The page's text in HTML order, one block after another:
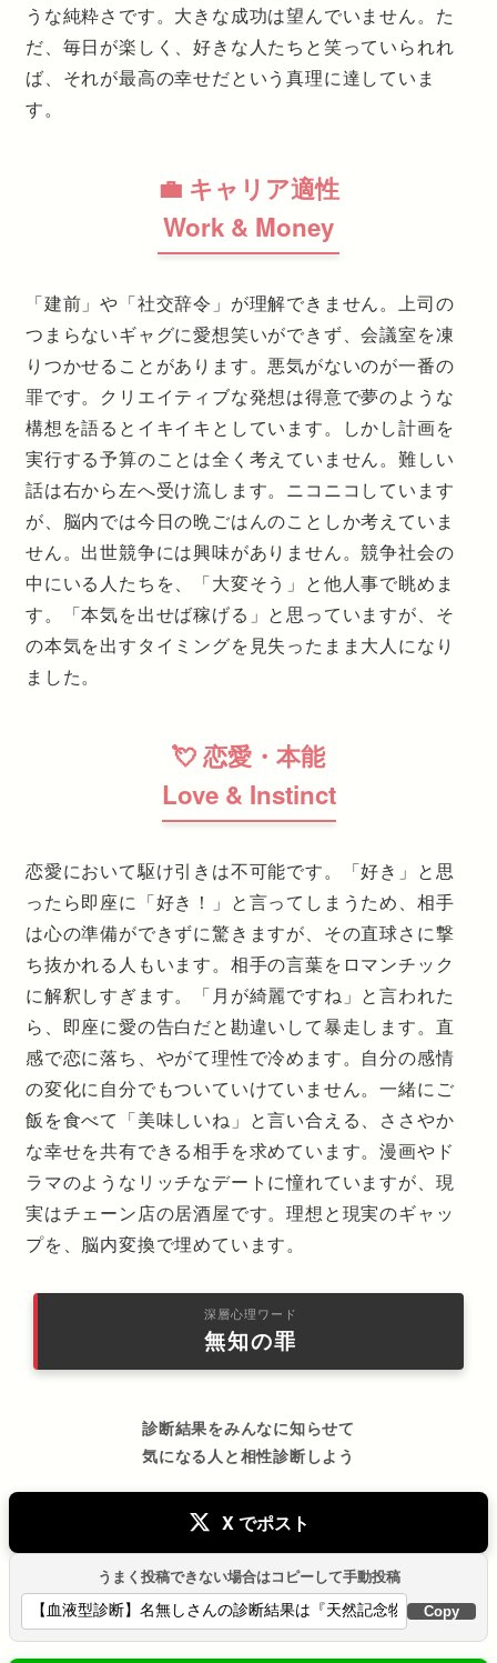
うな純粋さです。大きな成功は望んでいません。た
だ、毎日が楽しく、好きな人たちと笑っていられれ
ば、それが最高の幸せだという真理に達していま
す。
💼 キャリア適性
Work & Money
「建前」や「社交辞令」が理解できません。上司の
つまらないギャグに愛想笑いができず、会議室を凍
りつかせることがあります。悪気がないのが一番の
罪です。クリエイティブな発想は得意で夢のような
構想を語るとイキイキとしています。しかし計画を
実行する予算のことは全く考えていません。難しい
話は右から左へ受け流します。ニコニコしています
が、脳内では今日の晩ごはんのことしか考えていま
せん。出世競争には興味がありません。競争社会の
中にいる人たちを、「大変そう」と他人事で眺めま
す。「本気を出せば稼げる」と思っていますが、そ
の本気を出すタイミングを見失ったまま大人になり
ました。
💘 恋愛・本能
Love & Instinct
恋愛において駆け引きは不可能です。「好き」と思
ったら即座に「好き！」と言ってしまうため、相手
は心の準備ができずに驚きますが、その直球さに撃
ち抜かれる人もいます。相手の言葉をロマンチック
に解釈しすぎます。「月が綺麗ですね」と言われた
ら、即座に愛の告白だと勘違いして暴走します。直
感で恋に落ち、やがて理性で冷めます。自分の感情
の変化に自分でもついていけていません。一緒にご
飯を食べて「美味しいね」と言い合える、ささやか
な幸せを共有できる相手を求めています。漫画やド
ラマのようなリッチなデートに憧れていますが、現
実はチェーン店の居酒屋です。理想と現実のギャッ
プを、脳内変換で埋めています。
深層心理ワード
無知の罪
診断結果をみんなに知らせて
気になる人と相性診断しよう
X でポスト
うまく投稿できない場合はコピーして手動投稿
Copy